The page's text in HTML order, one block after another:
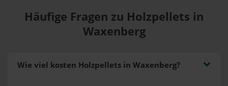
Häufige Fragen zu Holzpellets in
Waxenberg
Wie viel kosten Holzpellets in Waxenberg?